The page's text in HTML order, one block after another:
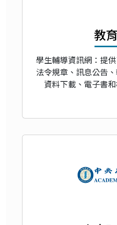
教
學生輔導資訊網：提
法令規章、訊息公告
資料下載、電子書